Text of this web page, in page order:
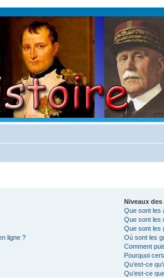
ligne ?
Niveaux
Que sont les
Que sont les
Que sont les
Où sont les
Comment
Pourquoi
Qu’est-ce
Qu’est-ce